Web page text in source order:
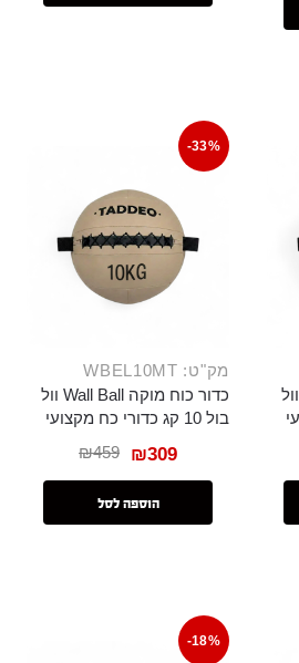
כדור כוח מוקה Wall Ball וול
-33%
מק"ט: WBEL10MT
כדור כוח מוקה Wall Ball וול
בול 10 קג כדורי כח מקצועי
₪459 ₪309
הוספה לסל
-18%